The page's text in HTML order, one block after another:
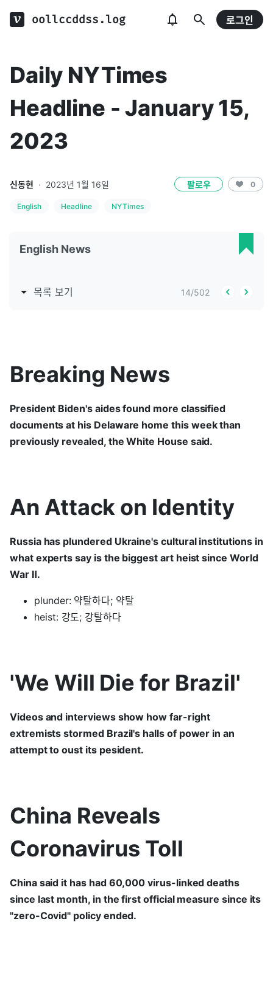
oollccddss.log 로그인
Daily NYTimes
Headline - January 15,
2023
신동현 · 2023년 1월 16일 팔로우 0
English Headline NYTimes
English News
목록 보기 14/502
Breaking News
President Biden's aides found more classified
documents at his Delaware home this week than
previously revealed, the White House said.
An Attack on Identity
Russia has plundered Ukraine's cultural institutions in
what experts say is the biggest art heist since World
War Ⅱ.
plunder: 약탈하다; 약탈
heist: 강도; 강탈하다
'We Will Die for Brazil'
Videos and interviews show how far-right
extremists stormed Brazil's halls of power in an
attempt to oust its pesident.
China Reveals
Coronavirus Toll
China said it has had 60,000 virus-linked deaths
since last month, in the first official measure since its
"zero-Covid" policy ended.